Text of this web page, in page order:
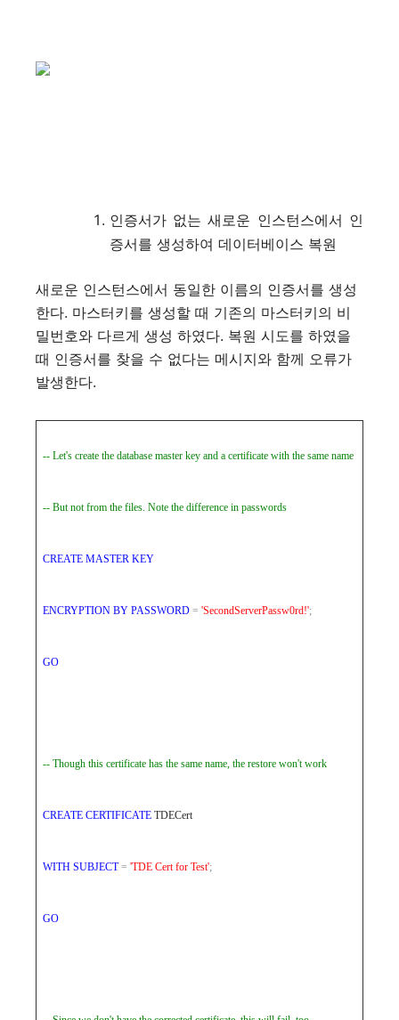
인증서가 없는 새로운 인스턴스에서 인
증서를 생성하여 데이터베이스 복원
새로운 인스턴스에서 동일한 이름의 인증서를 생성
한다. 마스터키를 생성할 때 기존의 마스터키의 비
밀번호와 다르게 생성 하였다. 복원 시도를 하였을
때 인증서를 찾을 수 없다는 메시지와 함께 오류가
발생한다.
-- Let's create the database master key and a certificate with the same name
-- But not from the files. Note the difference in passwords
CREATE MASTER KEY
ENCRYPTION BY PASSWORD = 'SecondServerPassw0rd!';
GO
-- Though this certificate has the same name, the restore won't work
CREATE CERTIFICATE TDECert
WITH SUBJECT = 'TDE Cert for Test';
GO